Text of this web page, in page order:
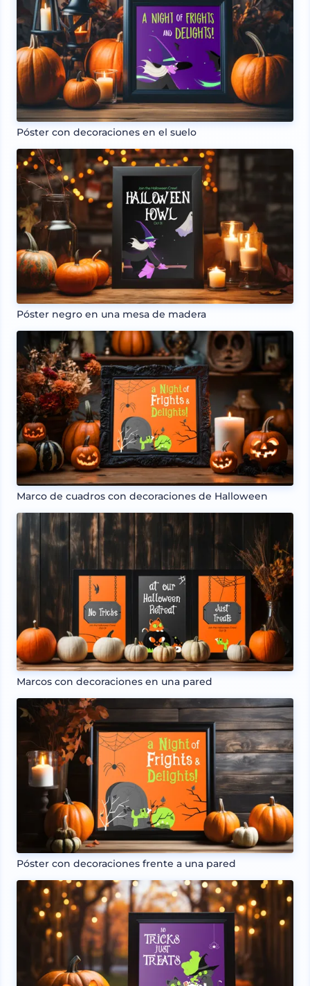
Póster con decoraciones en el suelo
Póster negro en una mesa de madera
Marco de cuadros con decoraciones de Halloween
Marcos con decoraciones en una pared
Póster con decoraciones frente a una pared